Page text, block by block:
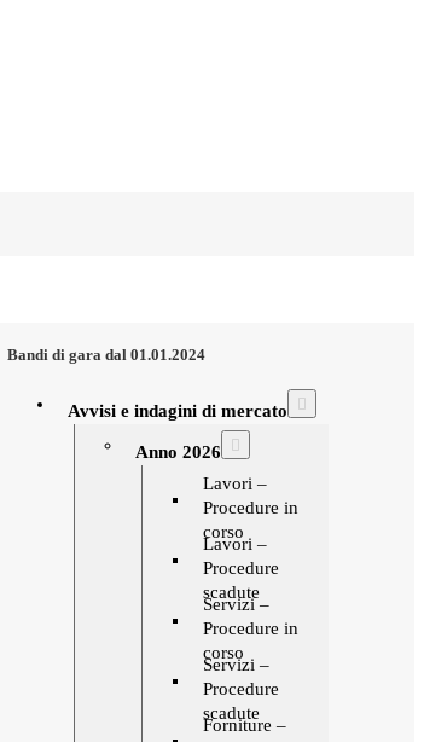
Bandi di gara dal 01.01.2024
Avvisi e indagini di mercato
Anno 2026
Lavori –
Procedure in
corso
Lavori –
Procedure
scadute
Servizi –
Procedure in
corso
Servizi –
Procedure
scadute
Forniture –